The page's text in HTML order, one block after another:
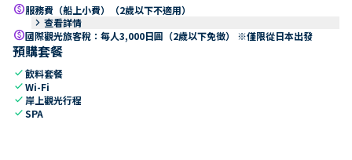
paid服務費（船上小費）（2歲以下不適用）
keyboard_arrow_right 查看詳情
paid國際觀光旅客稅：每人3,000日圓（2歲以下免徵） ※僅限從日本出發
預購套餐
check飲料套餐
checkWi-Fi
check 岸上觀光行程
checkSPA